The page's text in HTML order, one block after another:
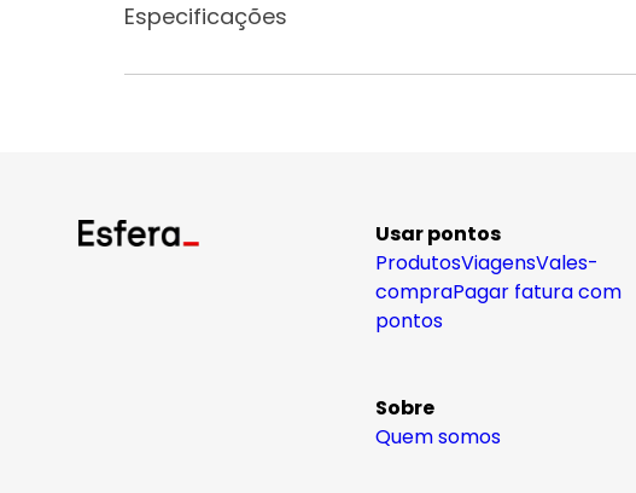
Especificações
Usar pontos
ProdutosViagensVales-
compraPagar fatura com
pontos
Sobre
Quem somos